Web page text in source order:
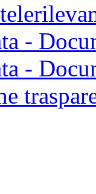
-
-